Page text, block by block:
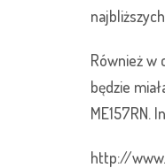
Również w
będzie
ME157RN.
http://